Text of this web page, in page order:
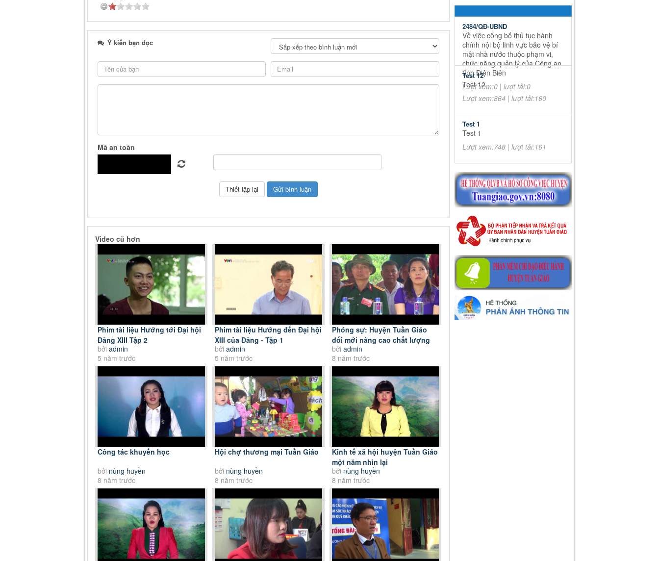
Ý kiến bạn đọc
Mã an toàn
Video cũ hơn
Phim tài liệu Hướng tới Đại hội
Đảng XIII Tập 2
bởi admin
5 năm trước
Phim tài liệu Hướng đến Đại hội
XIII của Đảng - Tập 1
bởi admin
5 năm trước
Phóng sự: Huyện Tuần Giáo
đổi mới nâng cao chất lượng
huấn luyện,...
bởi admin
8 năm trước
Công tác khuyến học
bởi nùng huyền
8 năm trước
Hội chợ thương mại Tuần Giáo
bởi nùng huyền
8 năm trước
Kinh tế xã hội huyện Tuần Giáo
một năm nhìn lại
bởi nùng huyền
8 năm trước
2484/QĐ-UBND
Về việc công bố thủ tục hành
chính nội bộ lĩnh vực bảo vệ bí
mật nhà nước thuộc phạm vi,
chức năng quản lý của Công an
tỉnh Điện Biên
Lượt xem:0 | lượt tải:0
Test 12
Test 12
Lượt xem:864 | lượt tải:160
Test 1
Test 1
Lượt xem:748 | lượt tải:161